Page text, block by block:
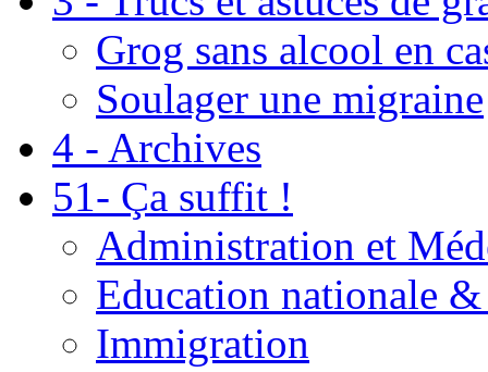
Grog sans alcool en
Soulager une migraine
4 - Archives
51- Ça suffit !
Administration et
Education nationale
Immigration